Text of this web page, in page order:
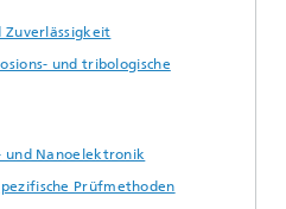
und tribologische
Nanoelektronik
Prüfmethoden